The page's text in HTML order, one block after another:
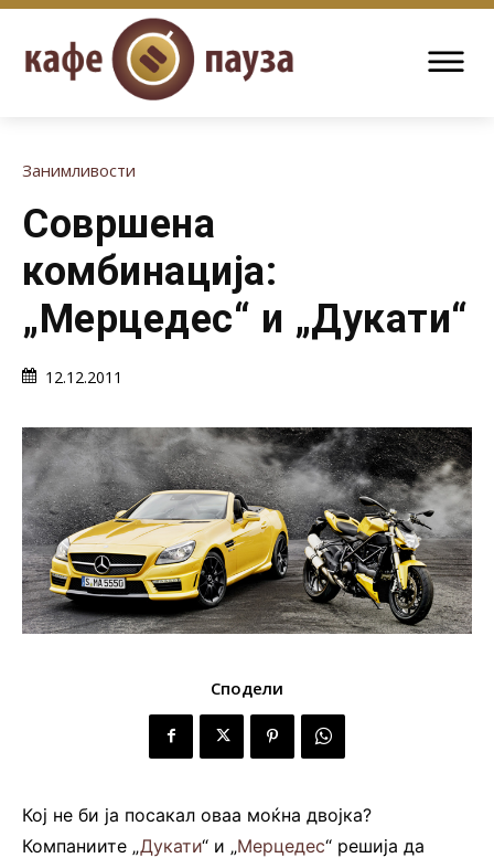
Занимливости
Совршена
комбинација:
„Мерцедес“ и „Дукати“
12.12.2011
Сподели
Кој не би ја посакал оваа моќна двојка?
Компаниите „Дукати“ и „Мерцедес“ решија да